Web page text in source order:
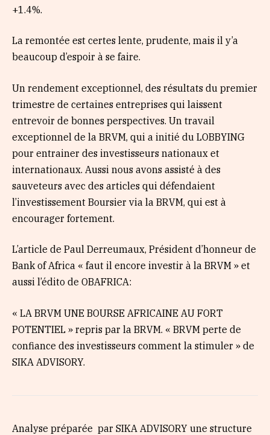
+1.4%.
La remontée est certes lente, prudente, mais il y’a
beaucoup d’espoir à se faire.
Un rendement exceptionnel, des résultats du premier
trimestre de certaines entreprises qui laissent
entrevoir de bonnes perspectives. Un travail
exceptionnel de la BRVM, qui a initié du LOBBYING
pour entrainer des investisseurs nationaux et
internationaux. Aussi nous avons assisté à des
sauveteurs avec des articles qui défendaient
l’investissement Boursier via la BRVM, qui est à
encourager fortement.
L’article de Paul Derreumaux, Président d’honneur de
Bank of Africa « faut il encore investir à la BRVM » et
aussi l’édito de OBAFRICA:
« LA BRVM UNE BOURSE AFRICAINE AU FORT
POTENTIEL » repris par la BRVM. « BRVM perte de
confiance des investisseurs comment la stimuler » de
SIKA ADVISORY.
Analyse préparée par SIKA ADVISORY une structure